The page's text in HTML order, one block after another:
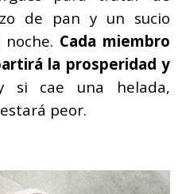
de pan y un sucio
Cada miembro
la prosperidad y
si cae una helada,
peor.